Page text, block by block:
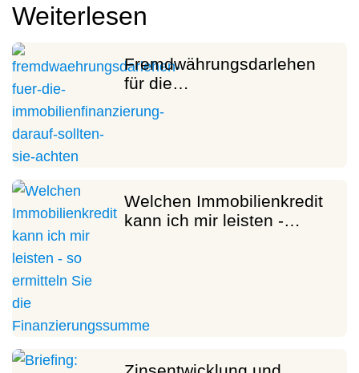
Weiterlesen
Fremdwährungsdarlehen
für die…
Welchen Immobilienkredit
kann ich mir leisten -…